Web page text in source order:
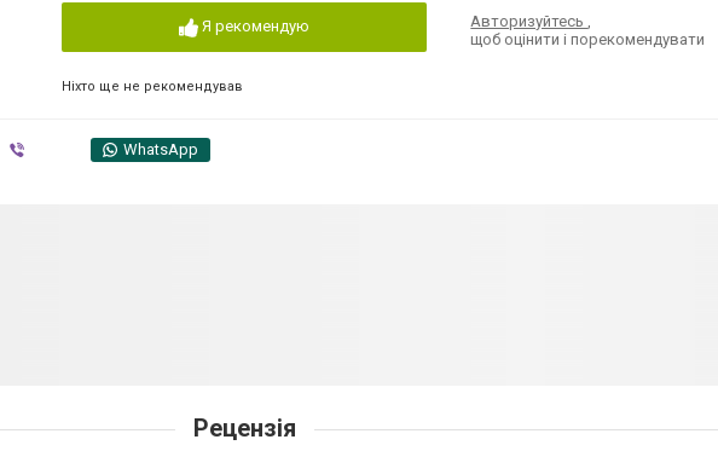
Я рекомендую
Ніхто ще не рекомендував
Авторизуйтесь
щоб оцінити і порекомендувати
WhatsApp
Рецензія